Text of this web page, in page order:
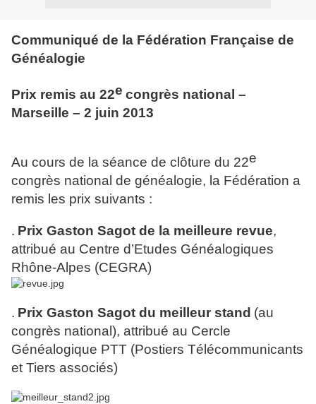
Communiqué de la Fédération Française de
Généalogie
Prix remis au 22e congrès national –
Marseille – 2 juin 2013
Au cours de la séance de clôture du 22e
congrès national de généalogie, la Fédération a
remis les prix suivants :
. Prix Gaston Sagot de la meilleure revue,
attribué au Centre d’Etudes Généalogiques
Rhône-Alpes (CEGRA)
. Prix Gaston Sagot du meilleur stand (au
congrès national), attribué au Cercle
Généalogique PTT (Postiers Télécommunicants
et Tiers associés)